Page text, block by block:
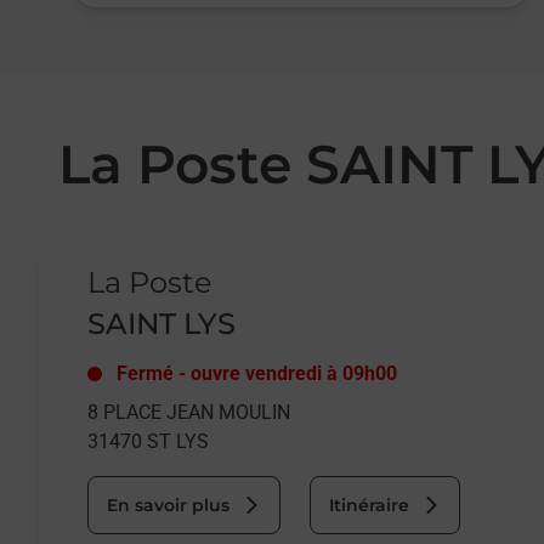
La Poste SAINT
La Poste
SAINT LYS
Fermé - ouvre vendredi à 09h00
8 PLACE JEAN MOULIN
31470 ST LYS
En savoir plus Itinéraire